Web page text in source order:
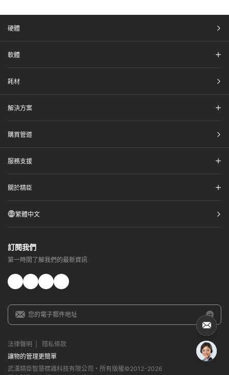
硬體​
軟體​
耗材​
解決方案​
購買管道​
服務支援​
關於精臣​
繁體中文
訂閱我們​
第一時間了解我們的最新資訊​
法律聲明​
隱私條款​
讓物的管理更簡單​
武漢精臣智慧標識科技有限公司・所有版權©2012-2026